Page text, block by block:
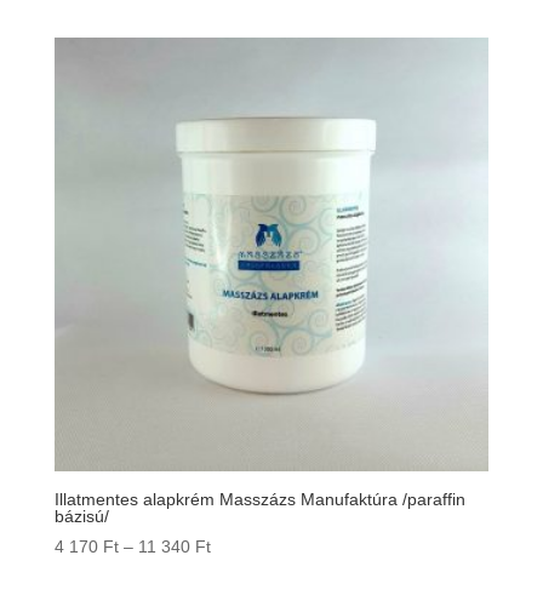
Illatmentes alapkrém Masszázs Manufaktúra /paraffin
bázisú/
4 170 Ft – 11 340 FtÁrtartomány: